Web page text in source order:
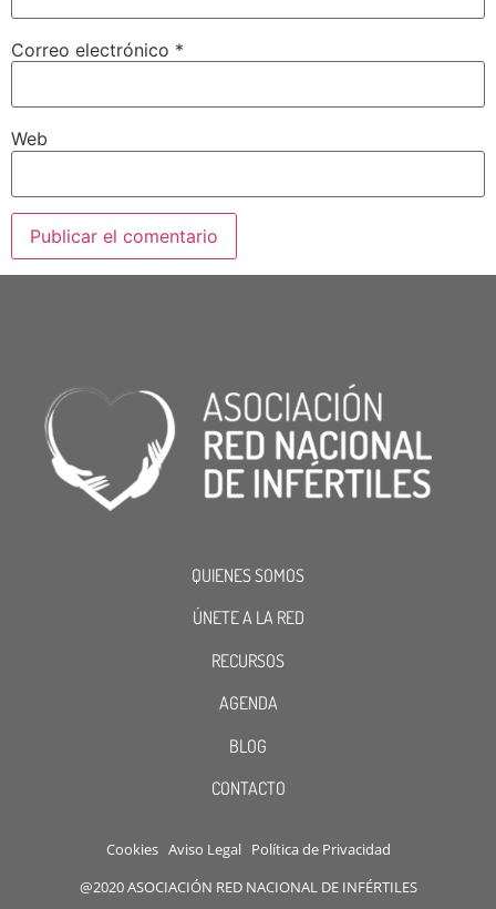
Correo electrónico *
Web
QUIENES SOMOS
ÚNETE A LA RED
RECURSOS
AGENDA
BLOG
CONTACTO
Cookies Aviso Legal Política de Privacidad
@2020 ASOCIACIÓN RED NACIONAL DE INFÉRTILES